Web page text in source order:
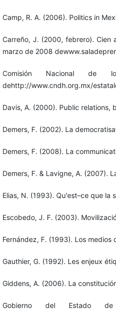
Camp, R. A. (2006). Politics in
Carreño, J. (2000, febrero). Cien
marzo de 2008
Comisión Nacional de
dehttp://www.cndh.org.mx/
Davis, A. (2000). Public relations,
Demers, F. (2002). La
Demers, F. (2008). La
Demers, F. & Lavigne, A. (2007).
Elias, N. (1993). Qu'est–ce que la
Escobedo, J. F. (2003).
Fernández, F. (1993). Los
Gauthier, G. (1992). Les enjeux
Giddens, A. (2006). La
Gobierno del Estado